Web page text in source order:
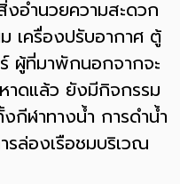
งอำนวยความสะดวก
เครื่องปรับอากาศ ตู้
ผู้ที่มาพักนอกจากจะ
าดแล้ว ยังมีกิจกรรม
กีฬาทางน้ำ การดำน้ำ
รล่องเรือชมบริเวณ